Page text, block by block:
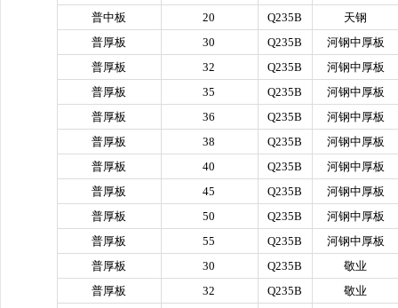
普中板
20 Q235B
天钢
普厚板
30 Q235B
河钢中厚板
普厚板
32 Q235B
河钢中厚板
普厚板
35 Q235B
河钢中厚板
普厚板
36 Q235B
河钢中厚板
普厚板
38 Q235B
河钢中厚板
普厚板
40 Q235B
河钢中厚板
普厚板
45 Q235B
河钢中厚板
普厚板
50 Q235B
河钢中厚板
普厚板
55 Q235B
河钢中厚板
普厚板
30 Q235B
敬业
普厚板
32 Q235B
敬业